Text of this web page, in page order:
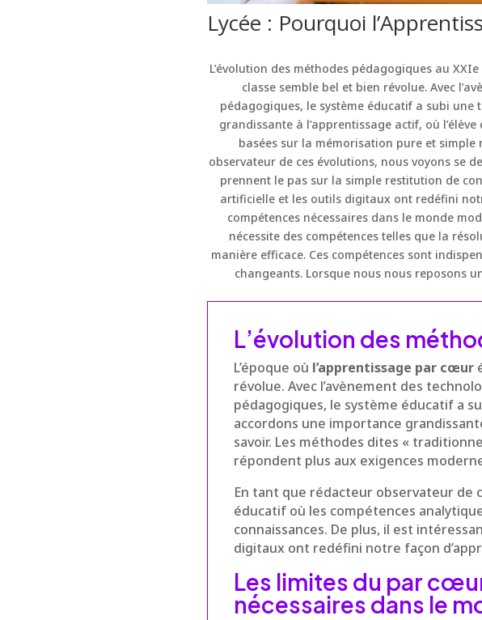
Lycée : Pourquoi
L’évolution des méthodes pédagogiques au
classe semble bel et bien révolue. Avec
pédagogiques, le système éducatif a subi
grandissante à l’apprentissage actif, où
basées sur la mémorisation pure et
observateur de ces évolutions, nous voyons se
prennent le pas sur la simple restitution de
artificielle et les outils digitaux ont redéfini
compétences nécessaires dans le monde
nécessite des compétences telles que la
manière efficace. Ces compétences sont
changeants. Lorsque nous nous reposons
L’évolution des
L’époque où l’apprentissage par cœur
révolue. Avec l’avènement des
pédagogiques, le système éducatif a
accordons une importance
savoir. Les méthodes dites «
répondent plus aux exigences
En tant que rédacteur observateur de
éducatif où les compétences
connaissances. De plus, il est
digitaux ont redéfini notre façon
Les limites du par
nécessaires dans le